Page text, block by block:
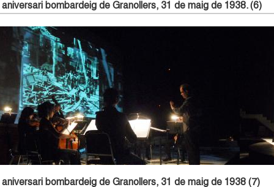
bombardeig de Granollers, 31 de maig de 1938. (6)
Interpretació musical a càrrec de l'Orquestra de Cambra de Granollers.
bombardeig de Granollers, 31 de maig de 1938 (7)